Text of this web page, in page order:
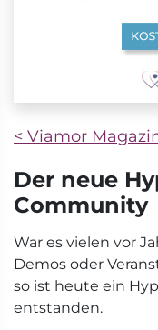
< Viamor
Der neue
Community
War es vielen vor
Demos oder
so ist heute ein
entstanden.